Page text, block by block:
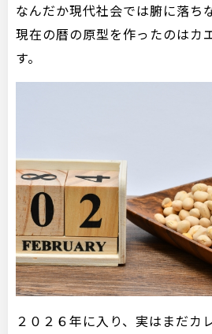
なんだか現代社会では腑に落ち
現在の暦の原型を作ったのはカ
す。
２０２６年に入り、実はまだカ